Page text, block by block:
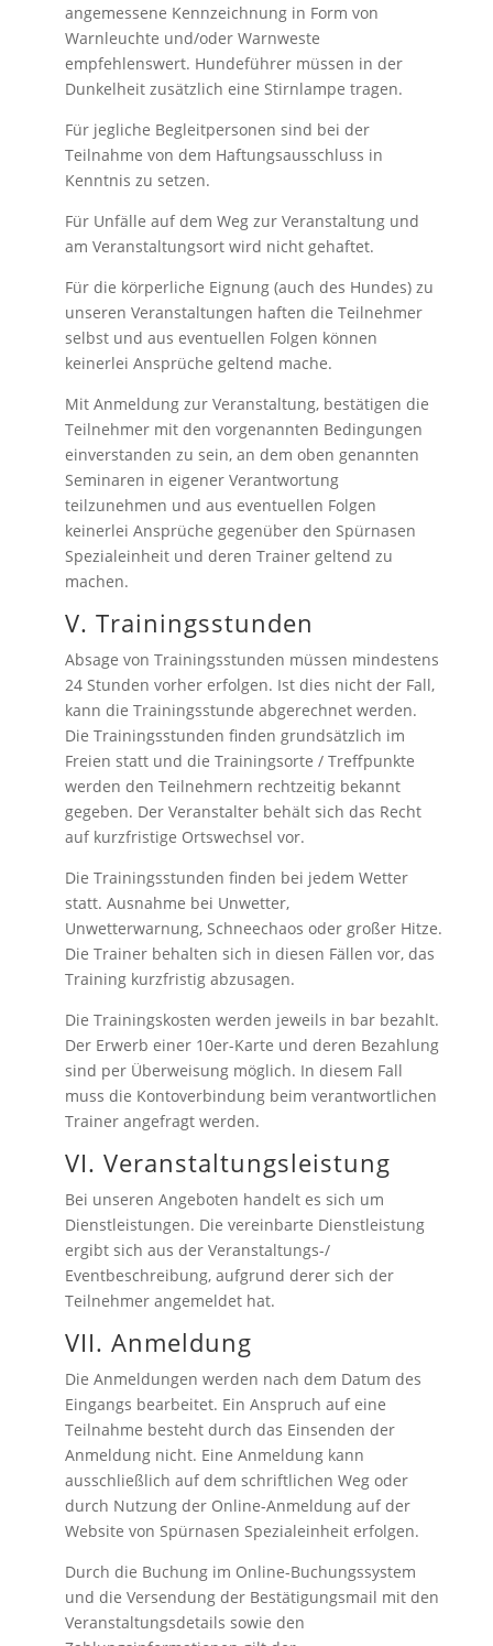
angemessene Kennzeichnung in Form von
Warnleuchte und/oder Warnweste
empfehlenswert. Hundeführer müssen in der
Dunkelheit zusätzlich eine Stirnlampe tragen.
Für jegliche Begleitpersonen sind bei der
Teilnahme von dem Haftungsausschluss in
Kenntnis zu setzen.
Für Unfälle auf dem Weg zur Veranstaltung und
am Veranstaltungsort wird nicht gehaftet.
Für die körperliche Eignung (auch des Hundes) zu
unseren Veranstaltungen haften die Teilnehmer
selbst und aus eventuellen Folgen können
keinerlei Ansprüche geltend mache.
Mit Anmeldung zur Veranstaltung, bestätigen die
Teilnehmer mit den vorgenannten Bedingungen
einverstanden zu sein, an dem oben genannten
Seminaren in eigener Verantwortung
teilzunehmen und aus eventuellen Folgen
keinerlei Ansprüche gegenüber den Spürnasen
Spezialeinheit und deren Trainer geltend zu
machen.
V. Trainingsstunden
Absage von Trainingsstunden müssen mindestens
24 Stunden vorher erfolgen. Ist dies nicht der Fall,
kann die Trainingsstunde abgerechnet werden.
Die Trainingsstunden finden grundsätzlich im
Freien statt und die Trainingsorte / Treffpunkte
werden den Teilnehmern rechtzeitig bekannt
gegeben. Der Veranstalter behält sich das Recht
auf kurzfristige Ortswechsel vor.
Die Trainingsstunden finden bei jedem Wetter
statt. Ausnahme bei Unwetter,
Unwetterwarnung, Schneechaos oder großer Hitze.
Die Trainer behalten sich in diesen Fällen vor, das
Training kurzfristig abzusagen.
Die Trainingskosten werden jeweils in bar bezahlt.
Der Erwerb einer 10er-Karte und deren Bezahlung
sind per Überweisung möglich. In diesem Fall
muss die Kontoverbindung beim verantwortlichen
Trainer angefragt werden.
VI. Veranstaltungsleistung
Bei unseren Angeboten handelt es sich um
Dienstleistungen. Die vereinbarte Dienstleistung
ergibt sich aus der Veranstaltungs-/
Eventbeschreibung, aufgrund derer sich der
Teilnehmer angemeldet hat.
VII. Anmeldung
Die Anmeldungen werden nach dem Datum des
Eingangs bearbeitet. Ein Anspruch auf eine
Teilnahme besteht durch das Einsenden der
Anmeldung nicht. Eine Anmeldung kann
ausschließlich auf dem schriftlichen Weg oder
durch Nutzung der Online-Anmeldung auf der
Website von Spürnasen Spezialeinheit erfolgen.
Durch die Buchung im Online-Buchungssystem
und die Versendung der Bestätigungsmail mit den
Veranstaltungsdetails sowie den